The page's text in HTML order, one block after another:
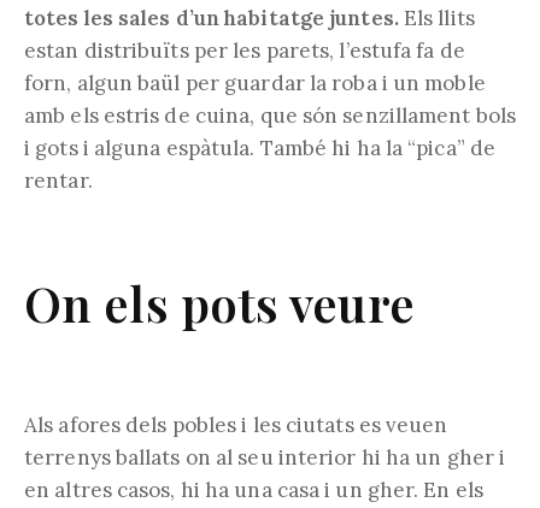
totes les sales d’un habitatge juntes.Els llits
estan distribuïts per les parets, l’estufa fa de
forn, algun baül per guardar la roba i un moble
amb els estris de cuina, que són senzillament bols
i gots i alguna espàtula. També hi ha la “pica” de
rentar.
On els pots veure
Als afores dels pobles i les ciutats es veuen
terrenys ballats on al seu interior hi ha un gher i
en altres casos, hi ha una casa i un gher. En els